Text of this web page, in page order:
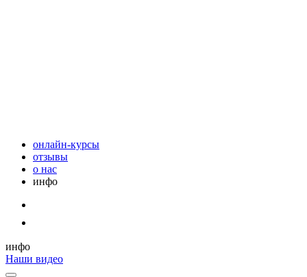
онлайн-курсы
отзывы
о нас
инфо
инфо
Наши видео